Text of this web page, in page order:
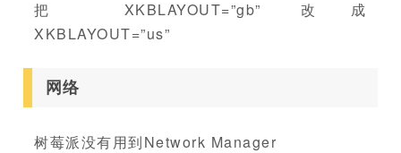
把 XKBLAYOUT=”gb” 改成
XKBLAYOUT=”us”
网络
树莓派没有用到Network Manager